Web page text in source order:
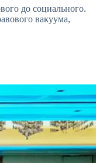
до социального.
вакуума,